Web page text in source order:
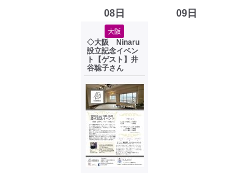
08日
大阪
◇大阪 Ninaru
設立記念イベン
ト【ゲスト】井
谷聡子さん
09日